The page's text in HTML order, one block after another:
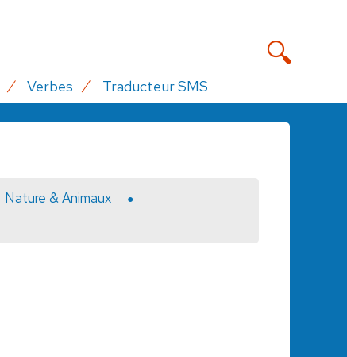
Verbes Traducteur SMS
Nature & Animaux